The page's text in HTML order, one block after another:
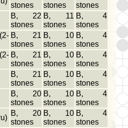
stones
stones
stones
B, 22
stones
B, 11
stones
B, 4
stones
B, 21
stones
B, 10
stones
B, 4
stones
B, 21
stones
B, 10
stones
B, 4
stones
B, 21
stones
B, 10
stones
B, 4
stones
B, 20
stones
B, 10
stones
B, 4
stones
B, 20
stones
B, 10
stones
B, 4
stones